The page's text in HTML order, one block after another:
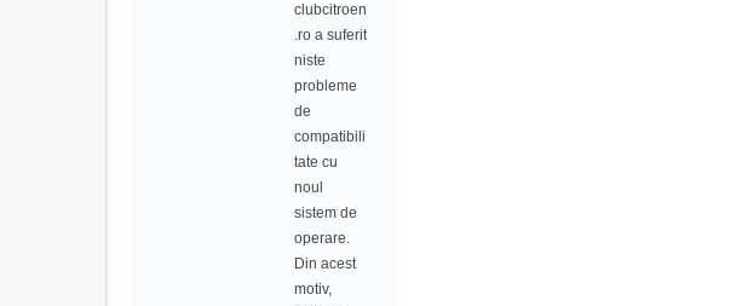
clubcitroen
.ro a suferit
niste
probleme
de
compatibili
tate cu
noul
sistem de
operare.
Din acest
motiv,